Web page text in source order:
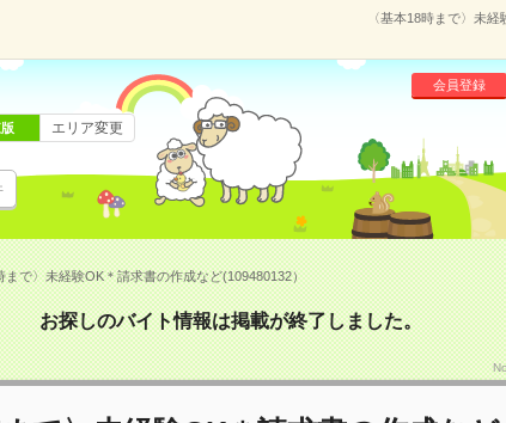
〈基本18時まで〉未
会員登録
エリア変更
まで〉未経験OK＊請求書の作成など(109480132）
お探しのバイト情報は掲載が終了しました。